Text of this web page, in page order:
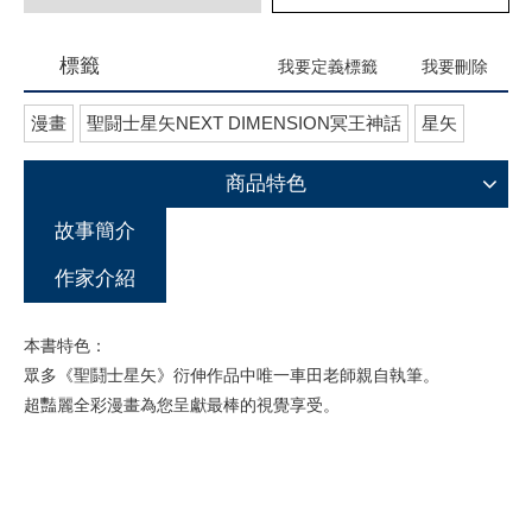
標籤 我要定義標籤 我要刪除
漫畫 聖闘士星矢NEXT DIMENSION冥王神話 星矢
商品特色
故事簡介
作家介紹
本書特色：
眾多《聖鬪士星矢》衍伸作品中唯一車田老師親自執筆。
超豔麗全彩漫畫為您呈獻最棒的視覺享受。